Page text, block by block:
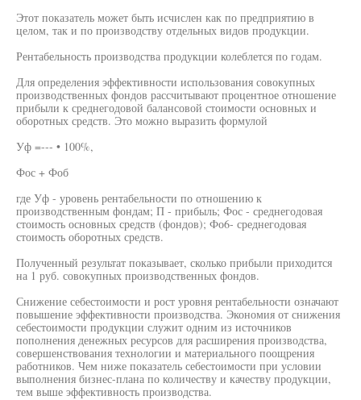
Этот показатель может быть исчислен как по предприятию в
целом, так и по производству отдельных видов продукции.
Рентабельность производства продукции колеблется по годам.
Для определения эффективности использования совокупных
производственных фондов рассчитывают процентное отношение
прибыли к среднегодовой балансовой стоимости основных и
оборотных средств. Это можно выразить формулой
Уф =--- • 100%,
Фос + Фоб
где Уф - уровень рентабельности по отношению к
производственным фондам; П - прибыль; Фос - среднегодовая
стоимость основных средств (фондов); Фо6- среднегодовая
стоимость оборотных средств.
Полученный результат показывает, сколько прибыли приходится
на 1 руб. совокупных производственных фондов.
Снижение себестоимости и рост уровня рентабельности означают
повышение эффективности производства. Экономия от снижения
себестоимости продукции служит одним из источников
пополнения денежных ресурсов для расширения производства,
совершенствования технологии и материального поощрения
работников. Чем ниже показатель себестоимости при условии
выполнения бизнес-плана по количеству и качеству продукции,
тем выше эффективность производства.